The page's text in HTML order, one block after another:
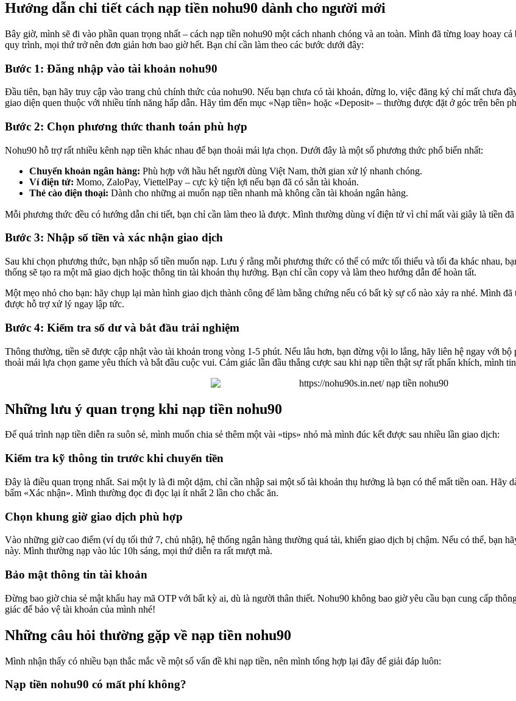
Hướng dẫn chi tiết cách nạp tiền nohu90 dành cho người mới
Bây giờ, mình sẽ đi vào phần quan trọng nhất – cách nạp tiền nohu90 một cách nhanh chóng và an toàn. Mình đã từng loay hoay
quy trình, mọi thứ trở nên đơn giản hơn bao giờ hết. Bạn chỉ cần làm theo các bước dưới đây:
Bước 1: Đăng nhập vào tài khoản nohu90
Đầu tiên, bạn hãy truy cập vào trang chủ chính thức của nohu90. Nếu bạn chưa có tài khoản, đừng lo, việc đăng ký chỉ mất chưa
giao diện quen thuộc với nhiều tính năng hấp dẫn. Hãy tìm đến mục «Nạp tiền» hoặc «Deposit» – thường được đặt ở góc trên bên
Bước 2: Chọn phương thức thanh toán phù hợp
Nohu90 hỗ trợ rất nhiều kênh nạp tiền khác nhau để bạn thoải mái lựa chọn. Dưới đây là một số phương thức phổ biến nhất:
Chuyển khoản ngân hàng: Phù hợp với hầu hết người dùng Việt Nam, thời gian xử lý nhanh chóng.
Ví điện tử: Momo, ZaloPay, ViettelPay – cực kỳ tiện lợi nếu bạn đã có sẵn tài khoản.
Thẻ cào điện thoại: Dành cho những ai muốn nạp tiền nhanh mà không cần tài khoản ngân hàng.
Mỗi phương thức đều có hướng dẫn chi tiết, bạn chỉ cần làm theo là được. Mình thường dùng ví điện tử vì chỉ mất vài giây là tiền
Bước 3: Nhập số tiền và xác nhận giao dịch
Sau khi chọn phương thức, bạn nhập số tiền muốn nạp. Lưu ý rằng mỗi phương thức có thể có mức tối thiểu và tối đa khác nhau,
thống sẽ tạo ra một mã giao dịch hoặc thông tin tài khoản thụ hưởng. Bạn chỉ cần copy và làm theo hướng dẫn để hoàn tất.
Một mẹo nhỏ cho bạn: hãy chụp lại màn hình giao dịch thành công để làm bằng chứng nếu có bất kỳ sự cố nào xảy ra nhé. Mình
được hỗ trợ xử lý ngay lập tức.
Bước 4: Kiểm tra số dư và bắt đầu trải nghiệm
Thông thường, tiền sẽ được cập nhật vào tài khoản trong vòng 1-5 phút. Nếu lâu hơn, bạn đừng vội lo lắng, hãy liên hệ ngay với
thoải mái lựa chọn game yêu thích và bắt đầu cuộc vui. Cảm giác lần đầu thắng cược sau khi nạp tiền thật sự rất phấn khích, mình
Những lưu ý quan trọng khi nạp tiền nohu90
Để quá trình nạp tiền diễn ra suôn sẻ, mình muốn chia sẻ thêm một vài «tips» nhỏ mà mình đúc kết được sau nhiều lần giao dịch:
Kiểm tra kỹ thông tin trước khi chuyển tiền
Đây là điều quan trọng nhất. Sai một ly là đi một dặm, chỉ cần nhập sai một số tài khoản thụ hưởng là bạn có thể mất tiền oan. Hãy
bấm «Xác nhận». Mình thường đọc đi đọc lại ít nhất 2 lần cho chắc ăn.
Chọn khung giờ giao dịch phù hợp
Vào những giờ cao điểm (ví dụ tối thứ 7, chủ nhật), hệ thống ngân hàng thường quá tải, khiến giao dịch bị chậm. Nếu có thể, bạn
này. Mình thường nạp vào lúc 10h sáng, mọi thứ diễn ra rất mượt mà.
Bảo mật thông tin tài khoản
Đừng bao giờ chia sẻ mật khẩu hay mã OTP với bất kỳ ai, dù là người thân thiết. Nohu90 không bao giờ yêu cầu bạn cung cấp
giác để bảo vệ tài khoản của mình nhé!
Những câu hỏi thường gặp về nạp tiền nohu90
Mình nhận thấy có nhiều bạn thắc mắc về một số vấn đề khi nạp tiền, nên mình tổng hợp lại đây để giải đáp luôn:
Nạp tiền nohu90 có mất phí không?